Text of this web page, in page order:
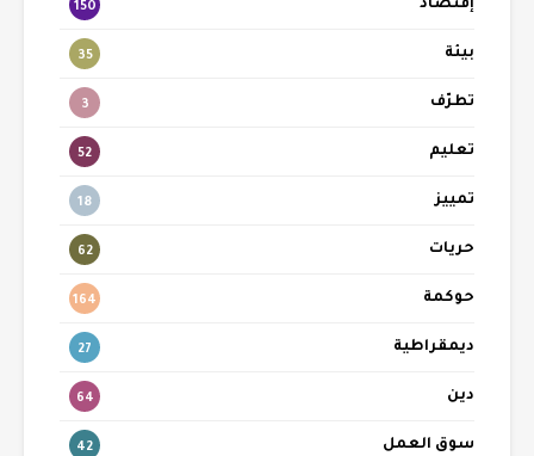
إقتصاد 150
بيئة
تطرّف
تعليم
تمييز
حريات
حوكمة 164
ديمقراطية
دين
سوق العمل